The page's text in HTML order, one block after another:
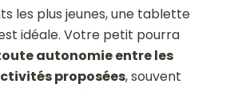
les plus jeunes, une tablette
idéale. Votre petit pourra
autonomie entre les
proposées, souvent